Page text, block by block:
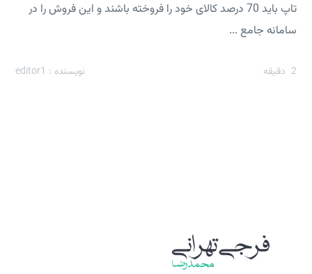
تاپ باید 70 درصد کالای خود را فروخته باشند و این فروش را در
سامانه جامع ...
2 دقیقه نویسنده : editor1